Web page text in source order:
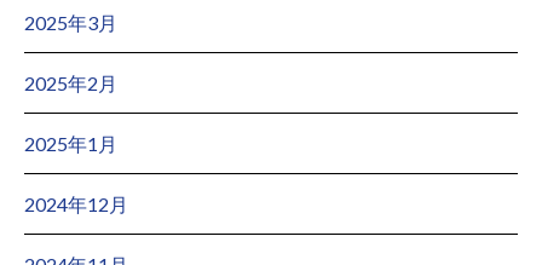
2025年3月
2025年2月
2025年1月
2024年12月